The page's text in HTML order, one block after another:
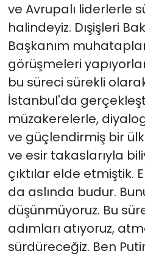
ve Avrupalı liderlerle
halindeyiz. Dışişleri
Başkanım
görüşmeleri
bu süreci sürekli olarak
İstanbul'da
müzakerelerle,
ve güçlendirmiş bir
ve esir takaslarıyla
çıktılar elde etmiştik.
da aslında budur.
düşünmüyoruz. Bu
adımları atıyoruz,
sürdüreceğiz. Ben